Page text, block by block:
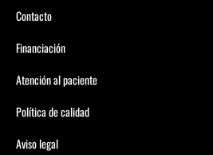
Contacto
Financiación
Atención al paciente
Política de calidad
Aviso legal